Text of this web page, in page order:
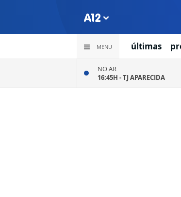
MENU últimas
NO AR
16:45H -TJ APARECIDA